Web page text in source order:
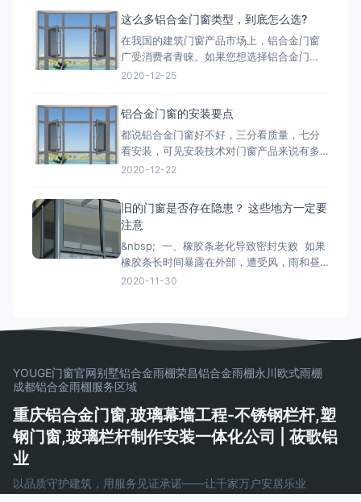
杂质少、耐腐蚀性和抗氧化性强。 第二点：
铝合金门窗价格也取决于生产工艺。生产工
艺的推行，必须有良好的生
这么多铝合金门窗类型，到底怎么选?
在我国的建筑门窗产品市场上，铝合金门窗
广受消费者青睐。如果您想选择铝合金门
窗，最好先了解一下铝合金门窗开启形式、
会影响您日后几十年的生活品质。 市面上的
门窗除了常见的木质材料加工制作而成的木
质门窗以外，更为常见的是类似下文
2020-12-25
铝合金门窗的安装要点
都说铝合金门窗好不好，三分看质量，七分
看安装，可见安装技术对门窗产品来说有多
重要。下面小编来和大家简单说一下铝合金
定，门窗调整至横平竖直，再将衔接件与墙
体固定，固定办法按规划要求。固定结实后
即可拔去木楔。在门窗框与墙
2020-12-22
旧的门窗是否存在隐患？ 这些地方一定要
注意
&nbsp; 一、橡胶条老化导致密封失败 如果
橡胶条长时间暴露在外部，遭受风，雨和昼
夜温差的影响，劣质的密封条很容易老化并
金配件的重要活动部件通常是304不锈钢。
如果旧的门窗五金使用201不锈钢
2020-11-30
YOUGE门窗官网别墅铝合金雨棚荣昌铝合金雨棚永川欧式雨棚
成都铝合金雨棚服务区域
重庆铝合金门窗,玻璃幕墙工程-不锈钢栏杆,塑
钢门窗,玻璃栏杆制作安装一体化公司 | 莜歌铝
业
以品质守护建筑，用服务见证承诺——让千家万户安居乐业